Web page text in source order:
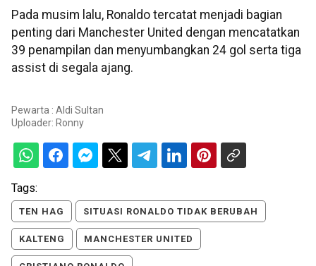
Pada musim lalu, Ronaldo tercatat menjadi bagian
penting dari Manchester United dengan mencatatkan
39 penampilan dan menyumbangkan 24 gol serta tiga
assist di segala ajang.
Pewarta : Aldi Sultan
Uploader: Ronny
Tags:
TEN HAG SITUASI RONALDO TIDAK BERUBAH
KALTENG MANCHESTER UNITED